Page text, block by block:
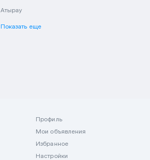
Атырау
Показать еще
Профиль
Мои объявления
Избранное
Настройки